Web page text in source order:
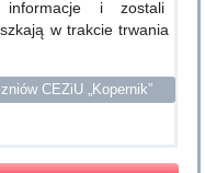
informacje i zostali
w trakcie trwania
CEZiU „Kopernik”